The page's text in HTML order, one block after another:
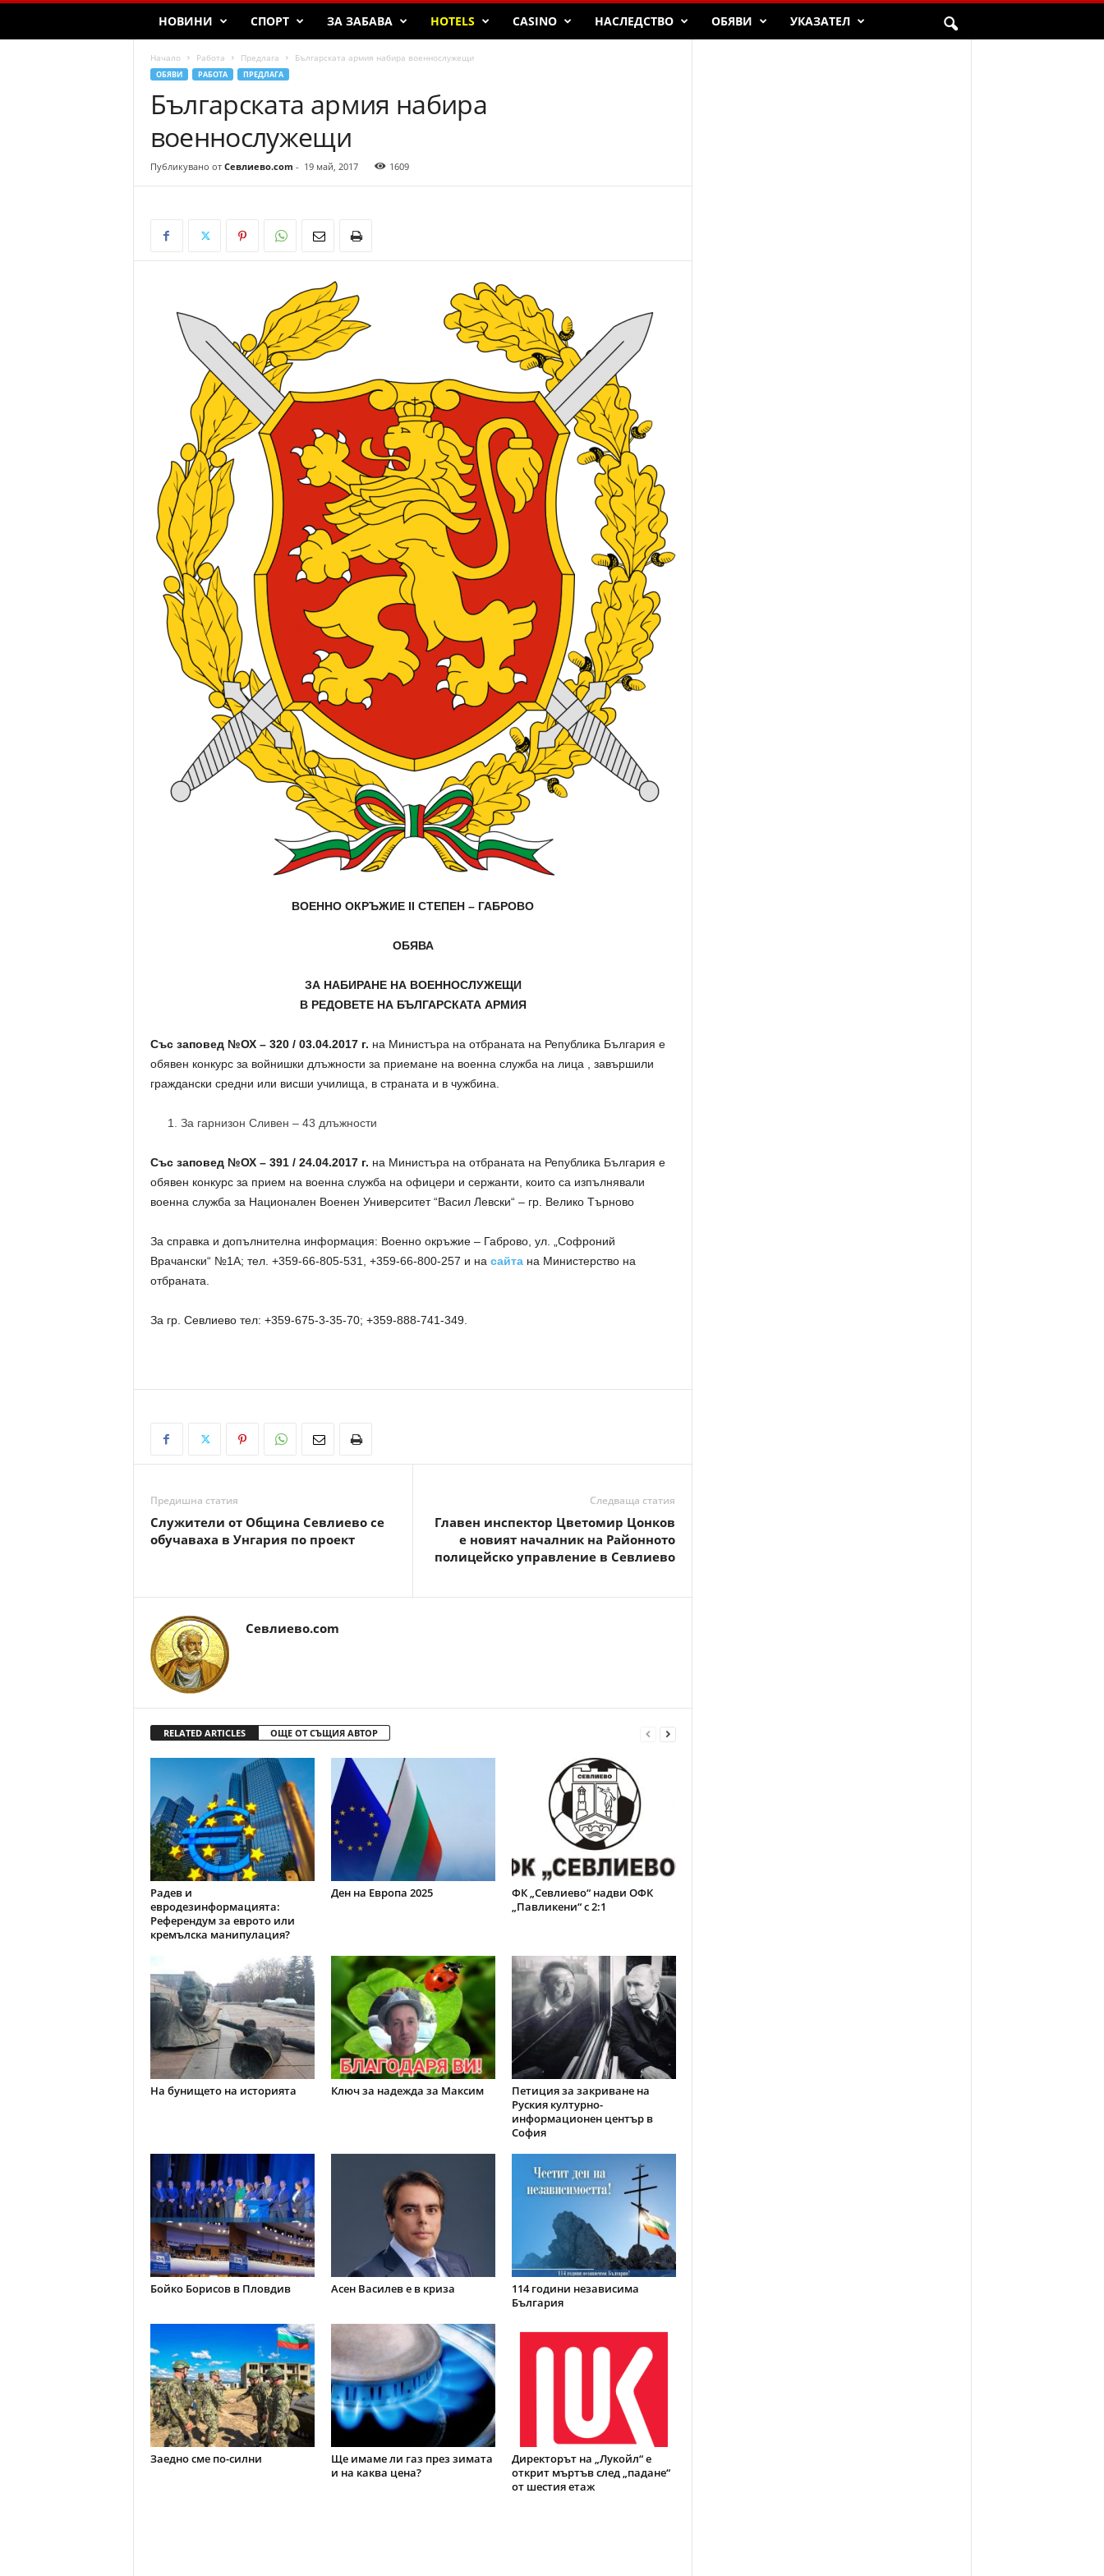
НОВИНИ СПОРТ ЗА ЗАБАВА HOTELS CASINO НАСЛЕДСТВО ОБЯВИ УКАЗАТЕЛ
Начало Работа Предлага Българската армия набира военнослужещи
ОБЯВИ РАБОТА ПРЕДЛАГА
Българската армия набира
военнослужещи
Публикувано от Севлиево.com - 19 май, 2017 1609
ВОЕННО ОКРЪЖИЕ II СТЕПЕН – ГАБРОВО
ОБЯВА
ЗА НАБИРАНЕ НА ВОЕННОСЛУЖЕЩИ
В РЕДОВЕТЕ НА БЪЛГАРСКАТА АРМИЯ
Със заповед№ОХ – 320/ 03.04.2017 г. на Министъра на отбраната на Република България е
обявен конкурс за войнишки длъжности за приемане на военна служба на лица , завършили
граждански средни или висши училища, в страната и в чужбина.
За гарнизон Сливен – 43 длъжности
Със заповед№ОХ – 391 / 24.04.2017 г. на Министъра на отбраната на Република България е
обявен конкурс за прием на военна служба на офицери и сержанти, които са изпълнявали
военна служба за Национален Военен Университет “Васил Левски“ – гр. Велико Търново
За справка и допълнителна информация: Военно окръжие – Габрово, ул. „Софроний
Врачански“ №1А; тел. +359-66-805-531, +359-66-800-257 и на сайтана Министерство на
отбраната.
За гр. Севлиево тел: +359-675-3-35-70; +359-888-741-349.
Предишна статия
Служители от Община Севлиево се
обучаваха в Унгария по проект
Следваща статия
Главен инспектор Цветомир Цонков
е новият началник на Районното
полицейско управление в Севлиево
Севлиево.com
RELATED ARTICLES ОЩЕ ОТ СЪЩИЯ АВТОР
Радев и
евродезинформацията:
Референдум за еврото или
кремълска манипулация?
Ден на Европа 2025
ФК „Севлиево“ надви ОФК
„Павликени“ с 2:1
На бунището на историята Ключ за надежда за Максим
Петиция за закриване на
Руския културно-
информационен център в
София
Бойко Борисов в Пловдив Асен Василев е в криза
114 години независима
България
Заедно сме по-силни
Ще имаме ли газ през зимата
и на каква цена?
Директорът на „Лукойл“ е
открит мъртъв след „падане“
от шестия етаж